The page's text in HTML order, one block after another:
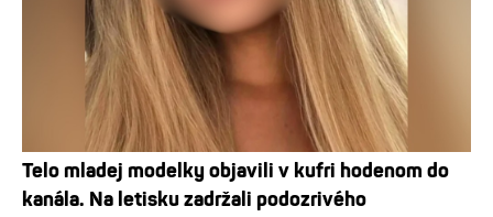
Telo mladej modelky objavili v kufri hodenom do
kanála. Na letisku zadržali podozrivého